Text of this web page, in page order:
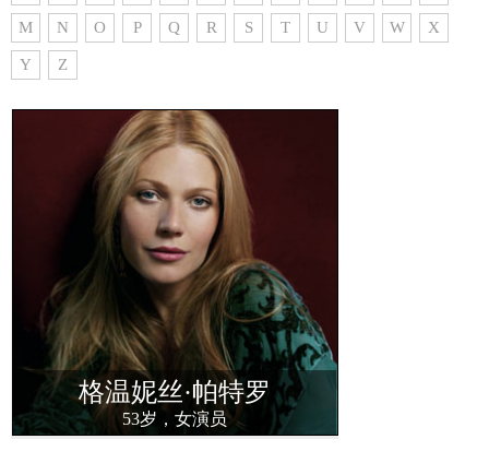
M N O P Q R S T U V W X
Y Z
格温妮丝·帕特罗
53岁，女演员